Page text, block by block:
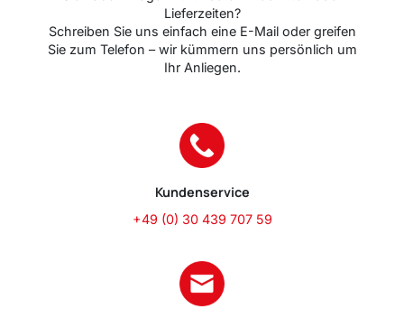
Lieferzeiten?
Schreiben Sie uns einfach eine E-Mail oder greifen
Sie zum Telefon – wir kümmern uns persönlich um
Ihr Anliegen.
Kundenservice
+49 (0) 30 439 707 59